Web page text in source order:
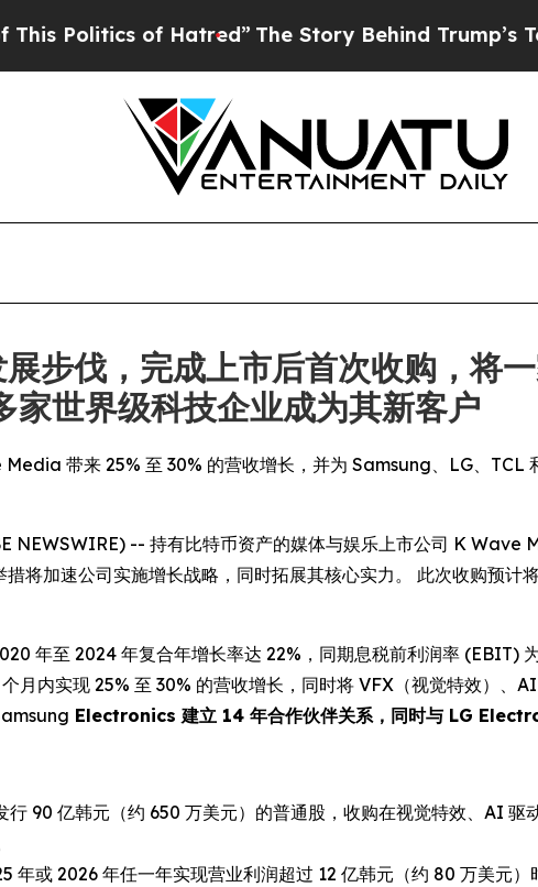
of Hatred”The Story Behind Trump’s Terrible
步伐，完成上市后首次收购，将
家世界级科技企业成为其新客户
带来 25% 至 30% 的营收增长，并为 Samsung、LG、TCL
NEWSWIRE) -- 持有比特币资产的媒体与娱乐上市公司 K
将加速公司实施增长战略，同时拓展其核心实力。 此次收购预
年至 2024 年复合年增长率达 22%，同期息税前利润率 (EBIT)
月内实现 25% 至 30% 的营收增长，同时将 VFX（视觉特效）、
Electronics 建立 14 年合作伙伴关系，同时与 LG
行 90 亿韩元（约 650 万美元）的普通股，收购在视觉特效、AI
年或 2026 年任一年实现营业利润超过 12 亿韩元（约 80 万美元